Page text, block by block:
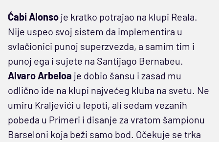
Ćabi Alonso je kratko potrajao na klupi Reala.
Nije uspeo svoj sistem da implementira u
svlačionici punoj superzvezda, a samim tim i
punoj ega i sujete na Santijago Bernabeu.
Alvaro Arbeloa je dobio šansu i zasad mu
odlično ide na klupi najvećeg kluba na svetu. Ne
umiru Kraljevići u lepoti, ali sedam vezanih
pobeda u Primeri i disanje za vratom šampionu
Barseloni koja beži samo bod. Očekuje se trka